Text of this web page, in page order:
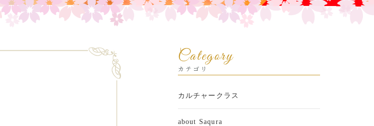
Category
カテゴリ
カルチャークラス
about Saqura